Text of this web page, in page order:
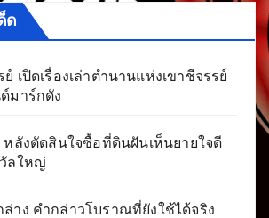
ด
เปิดเรื่องเล่าตำนานแห่งเขาชีจรรย์
มาร์กดัง
ลังตัดสินใจซื้อที่ดินฝันเห็นยายใจดี
ลใหญ่
าง คำกล่าวโบราณที่ยังใช้ได้จริง